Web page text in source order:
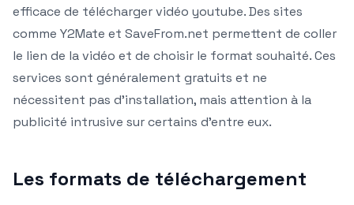
efficace de télécharger vidéo youtube. Des sites
comme Y2Mate et SaveFrom.net permettent de coller
le lien de la vidéo et de choisir le format souhaité. Ces
services sont généralement gratuits et ne
nécessitent pas d’installation, mais attention à la
publicité intrusive sur certains d’entre eux.
Les formats de téléchargement